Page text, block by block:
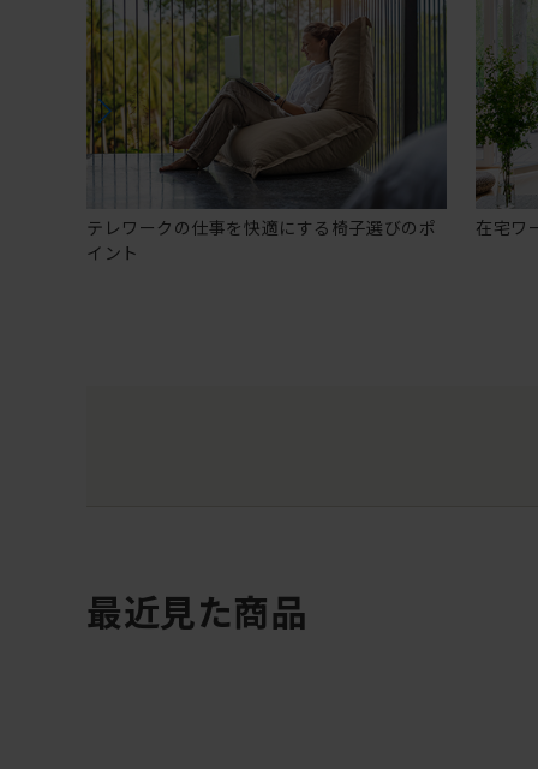
テレワークの仕事を快適にする椅子選びのポ
イント
在宅ワ
最近見た商品